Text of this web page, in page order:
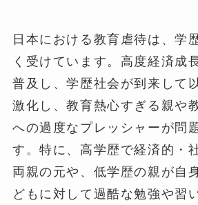
日本における教育虐待は、学
く受けています。高度経済成
普及し、学歴社会が到来して
激化し、教育熱心すぎる親や
への過度なプレッシャーが問
す。特に、高学歴で経済的・
両親の元や、低学歴の親が自
どもに対して過酷な勉強や習